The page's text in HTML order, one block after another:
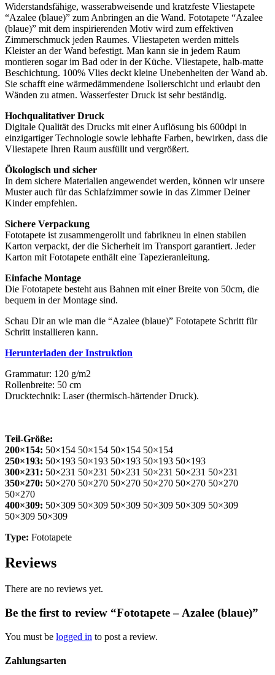
Widerstandsfähige, wasserabweisende und kratzfeste Vliestapete
“Azalee (blaue)” zum Anbringen an die Wand. Fototapete “Azalee
(blaue)” mit dem inspirierenden Motiv wird zum effektiven
Zimmerschmuck jeden Raumes. Vliestapeten werden mittels
Kleister an der Wand befestigt. Man kann sie in jedem Raum
montieren sogar im Bad oder in der Küche. Vliestapete, halb-matte
Beschichtung. 100% Vlies deckt kleine Unebenheiten der Wand ab.
Sie schafft eine wärmedämmendene Isolierschicht und erlaubt den
Wänden zu atmen. Wasserfester Druck ist sehr beständig.
Hochqualitativer Druck
Digitale Qualität des Drucks mit einer Auflösung bis 600dpi in
einzigartiger Technologie sowie lebhafte Farben, bewirken, dass die
Vliestapete Ihren Raum ausfüllt und vergrößert.
Ökologisch und sicher
In dem sichere Materialien angewendet werden, können wir unsere
Muster auch für das Schlafzimmer sowie in das Zimmer Deiner
Kinder empfehlen.
Sichere Verpackung
Fototapete ist zusammengerollt und fabrikneu in einen stabilen
Karton verpackt, der die Sicherheit im Transport garantiert. Jeder
Karton mit Fototapete enthält eine Tapezieranleitung.
Einfache Montage
Die Fototapete besteht aus Bahnen mit einer Breite von 50cm, die
bequem in der Montage sind.
Schau Dir an wie man die “Azalee (blaue)” Fototapete Schritt für
Schritt installieren kann.
Herunterladen der Instruktion
Grammatur: 120 g/m2
Rollenbreite: 50 cm
Drucktechnik: Laser (thermisch-härtender Druck).
Teil-Größe:
200×154: 50×154 50×154 50×154 50×154
250×193: 50×193 50×193 50×193 50×193 50×193
300×231: 50×231 50×231 50×231 50×231 50×231 50×231
350×270: 50×270 50×270 50×270 50×270 50×270 50×270
50×270
400×309: 50×309 50×309 50×309 50×309 50×309 50×309
50×309 50×309
Type: Fototapete
Reviews
There are no reviews yet.
Be the first to review “Fototapete – Azalee (blaue)”
You must be logged in to post a review.
Zahlungsarten